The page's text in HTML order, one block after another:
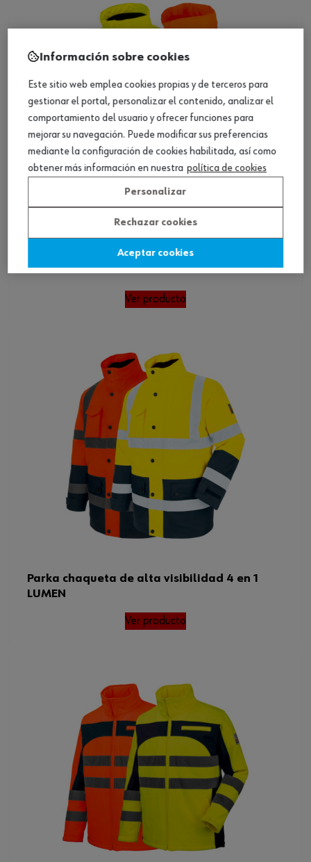
Chaqueta impermeable alta visibilidad
Ver producto
Parka chaqueta de alta visibilidad 4 en 1
LUMEN
Ver producto
Información sobre cookies
Este sitio web emplea cookies propias y de terceros para
gestionar el portal, personalizar el contenido, analizar el
comportamiento del usuario y ofrecer funciones para
mejorar su navegación. Puede modificar sus preferencias
mediante la configuración de cookies habilitada, así como
obtener más información en nuestra política de cookies
Personalizar
Rechazar cookies
Aceptar cookies